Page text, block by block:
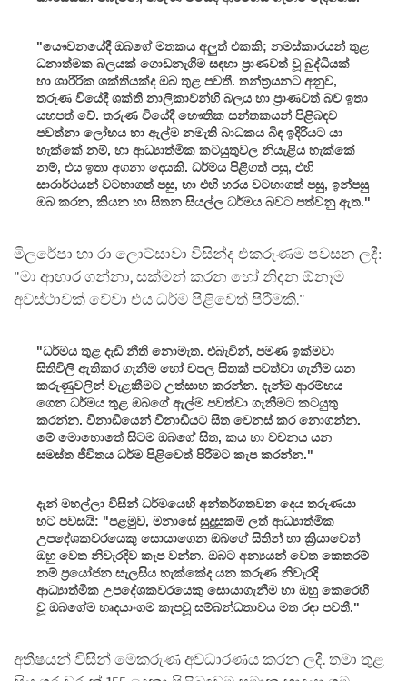
"යෞවනයේදී ඔබගේ මතකය අලුත් එකකි; නමස්කාරයන් තුළ
ධනාත්මක බලයක් ගොඩනැගීම සඳහා ප්‍රාණවත් වූ බුද්ධියක්
හා ශාරීරික ශක්තියක්ද ඔබ තුළ පවතී. තන්ත්‍රයනට අනුව,
තරුණ වියේදී ශක්ති නාලිකාවන්හි බලය හා ප්‍රාණවත් බව ඉතා
යහපත් වේ. තරුණ වියේදී භෞතික සන්තකයන් පිළිබඳව
පවත්නා ලෝභය හා ඇල්ම නමැති බාධකය බිඳ ඉදිරියට යා
හැක්කේ නම්, හා ආධ්‍යාත්මික කටයුතුවල නියැළිය හැක්කේ
නම්, එය ඉතා අගනා දෙයකි. ධර්මය පිළිගත් පසු, එහි
සාරාර්ථයන් වටහාගත් පසු, හා එහි හරය වටහාගත් පසු, ඉන්පසු
ඔබ කරන, කියන හා සිතන සියල්ල ධර්මය බවට පත්වනු ඇත."
මිලරේපා හා රා ලොට්සාවා විසින්ද එකරුණම පවසන ලදී:
"මා ආහාර ගන්නා, සක්මන් කරන හෝ නිදන ඕනෑම
අවස්ථාවක් වේවා එය ධර්ම පිළිවෙත් පිරීමකි."
"ධර්මය තුළ දැඩි නීති නොමැත. එබැවින්, පමණ ඉක්මවා
සිතිවිලි ඇතිකර ගැනීම හෝ චපල සිතක් පවත්වා ගැනීම යන
කරුණුවලින් වැළකීමට උත්සාහ කරන්න. දැන්ම ආරම්භය
ගෙන ධර්මය තුළ ඔබගේ ඇල්ම පවත්වා ගැනීමට කටයුතු
කරන්න. විනාඩියෙන් විනාඩියට සිත වෙනස් කර නොගන්න.
මේ මොහොතේ සිටම ඔබගේ සිත, කය හා වචනය යන
සමස්ත ජීවිතය ධර්ම පිළිවෙත් පිරීමට කැප කරන්න."
දැන් මහල්ලා විසින් ධර්මයෙහි අන්තර්ගතවන දෙය තරුණයා
හට පවසයි: "පළමුව, මනාසේ සුදුසුකම් ලත් ආධ්‍යාත්මික
උපදේශකවරයෙකු සොයාගෙන ඔබගේ සිතින් හා ක්‍රියාවෙන්
ඔහු වෙත නිවැරදිව කැප වන්න. ඔබට අන්‍යයන් වෙත කෙතරම්
නම් ප්‍රයෝජන සැලසිය හැක්කේද යන කරුණ නිවැරදි
ආධ්‍යාත්මික උපදේශකවරයෙකු සොයාගැනීම හා ඔහු කෙරෙහි
වූ ඔබගේම හෘදයාංගම කැපවූ සම්බන්ධතාවය මත රඳා පවතී."
අතීෂයන් විසින් මෙකරුණ අවධාරණය කරන ලදී. තමා තුළ